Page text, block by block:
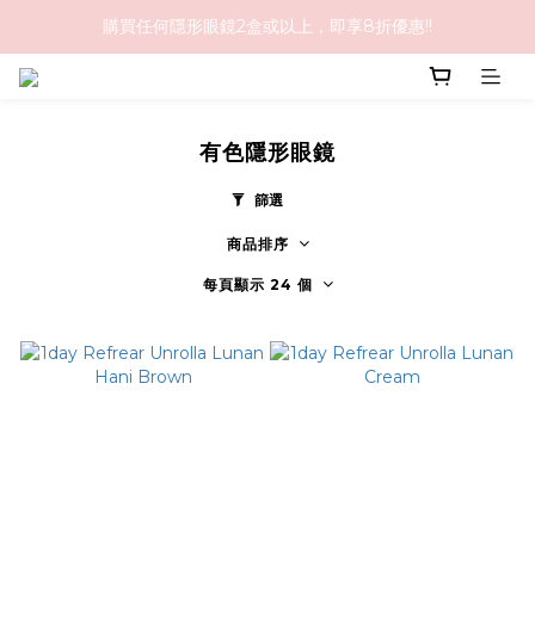
購物滿HK$1,000免順豐運費
購買任何隱形眼鏡2盒或以上，即享8折優惠!!
有色隱形眼鏡
篩選
商品排序
每頁顯示 24 個